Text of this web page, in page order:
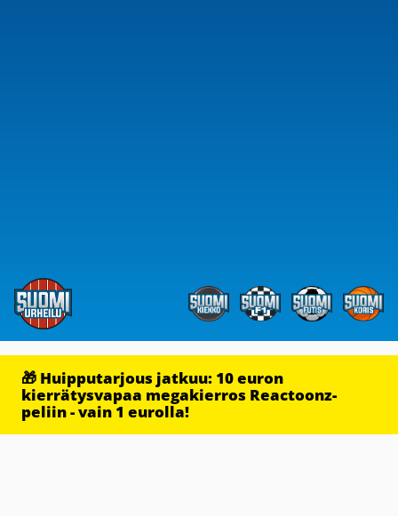
🎁 Huipputarjous jatkuu: 10 euron
kierrätysvapaa megakierros Reactoonz-
peliin - vain 1 eurolla!